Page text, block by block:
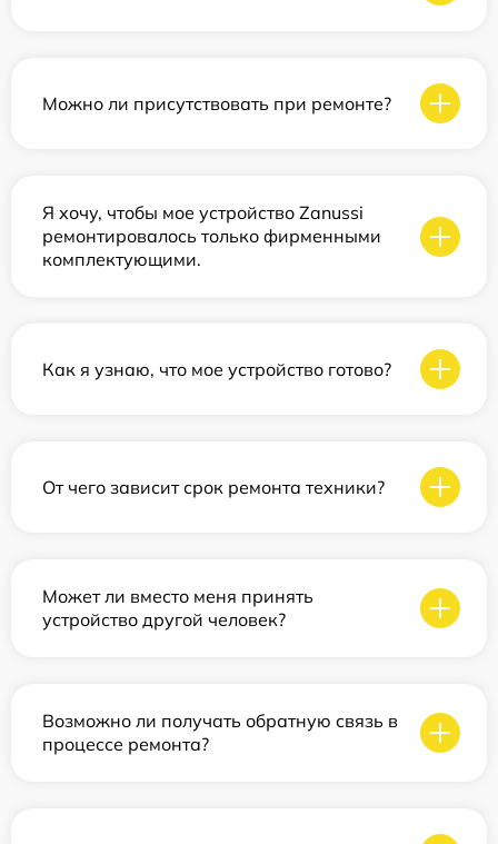
Можно ли присутствовать при ремонте?
Я хочу, чтобы мое устройство Zanussi
ремонтировалось только фирменными
комплектующими.
Как я узнаю, что мое устройство готово?
От чего зависит срок ремонта техники?
Может ли вместо меня принять
устройство другой человек?
Возможно ли получать обратную связь в
процессе ремонта?